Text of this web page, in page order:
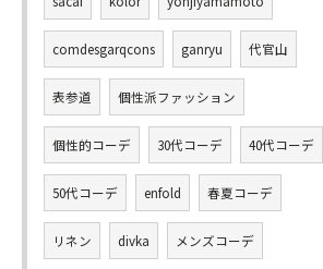
comdesgarqcons ganryu 代官山
表参道 個性派ファッション
個性的コーデ 30代コーデ 40代コーデ
50代コーデ enfold 春夏コーデ
リネン divka メンズコーデ